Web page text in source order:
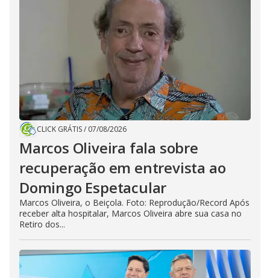
CLICK GRÁTIS/ 07/08/2026
Marcos Oliveira fala sobre
recuperação em entrevista ao
Domingo Espetacular
Marcos Oliveira, o Beiçola. Foto: Reprodução/Record Após
receber alta hospitalar, Marcos Oliveira abre sua casa no
Retiro dos...